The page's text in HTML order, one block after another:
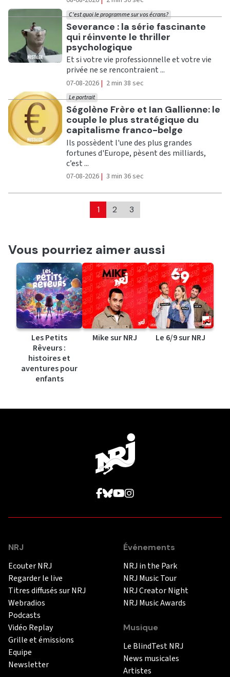
Ecouter
Severance : la série fascinante
qui réinvente le thriller
psychologique
C'est quoi le programme sur vos écrans?
Et si votre vie professionnelle et votre vie
privée ne se rencontraient ...
07-08-2026 | 2 min 38 sec
Ecouter
Ségolène Frère et Ian Gallienne: le
couple le plus stratégique du
capitalisme franco-belge
Le portrait
Ils possèdent l'une des plus grandes
fortunes d'Europe, pèsent des milliards,
c’est ...
07-08-2026 | 3 min 36 sec
1 2 3
Vous pourriez aimer aussi
Les Petits
Rêveurs :
histoires et
aventures pour
enfants
Mike sur NRJ Le 6/9 sur NRJ
NRJ
Ecouter NRJ
Regarder le live
Titres diffusés sur NRJ
Webradios
Podcasts
Vidéo Replay
Grille et émissions
Equipe
Newsletter
Événements
NRJ in the Park
NRJ Music Tour
NRJ Creator Night
NRJ Music Awards
Musique
Le BlindTest NRJ
News musicales
Artistes